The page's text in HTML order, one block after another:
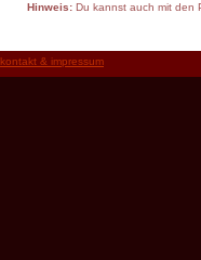
Hinweis:Du kannst auch mit den
kontakt & impressum